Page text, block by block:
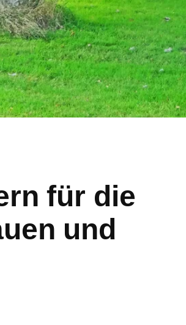
für die
und